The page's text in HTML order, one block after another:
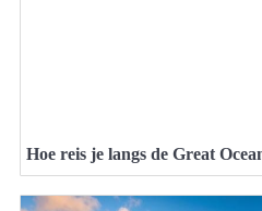
Hoe reis je langs de Great